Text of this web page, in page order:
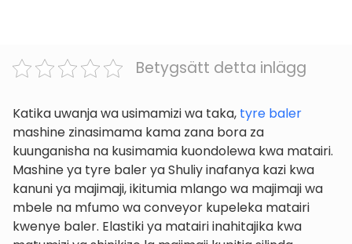
Betygsätt detta inlägg
Katika uwanja wa usimamizi wa taka, tyre baler
mashine zinasimama kama zana bora za
kuunganisha na kusimamia kuondolewa kwa matairi.
Mashine ya tyre baler ya Shuliy inafanya kazi kwa
kanuni ya majimaji, ikitumia mlango wa majimaji wa
mbele na mfumo wa conveyor kupeleka matairi
kwenye baler. Elastiki ya matairi inahitajika kwa